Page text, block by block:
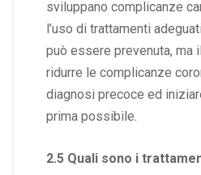
sviluppano complicanze
l’uso di trattamenti
può essere prevenuta, ma
ridurre le complicanze
diagnosi precoce ed
prima possibile.
2.5 Quali sono i